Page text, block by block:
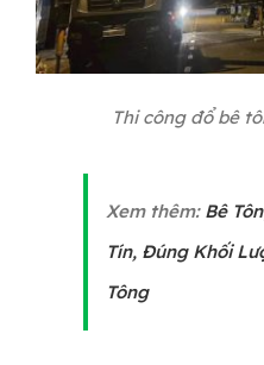
Thi công đổ bê
Xem thêm: Bê
Tín, Đúng Khối
Tông